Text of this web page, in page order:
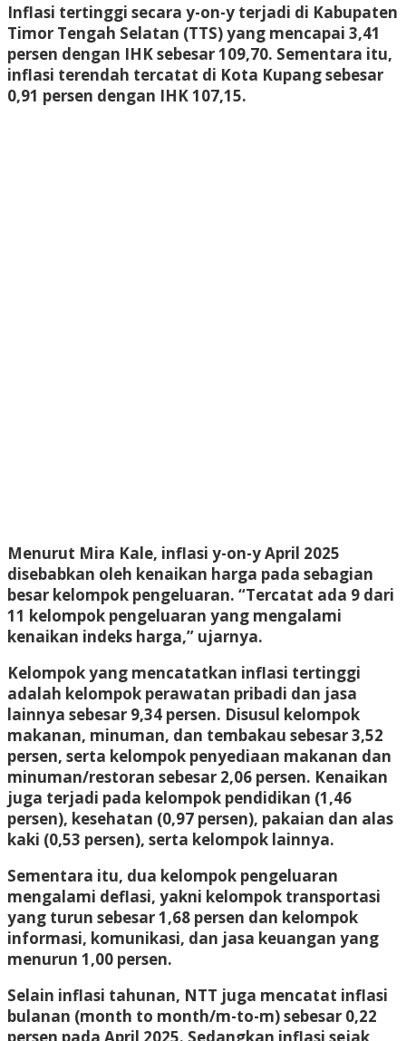
Inflasi tertinggi secara y-on-y terjadi di Kabupaten
Timor Tengah Selatan (TTS) yang mencapai 3,41
persen dengan IHK sebesar 109,70. Sementara itu,
inflasi terendah tercatat di Kota Kupang sebesar
0,91 persen dengan IHK 107,15.
Menurut Mira Kale, inflasi y-on-y April 2025
disebabkan oleh kenaikan harga pada sebagian
besar kelompok pengeluaran. “Tercatat ada 9 dari
11 kelompok pengeluaran yang mengalami
kenaikan indeks harga,” ujarnya.
Kelompok yang mencatatkan inflasi tertinggi
adalah kelompok perawatan pribadi dan jasa
lainnya sebesar 9,34 persen. Disusul kelompok
makanan, minuman, dan tembakau sebesar 3,52
persen, serta kelompok penyediaan makanan dan
minuman/restoran sebesar 2,06 persen. Kenaikan
juga terjadi pada kelompok pendidikan (1,46
persen), kesehatan (0,97 persen), pakaian dan alas
kaki (0,53 persen), serta kelompok lainnya.
Sementara itu, dua kelompok pengeluaran
mengalami deflasi, yakni kelompok transportasi
yang turun sebesar 1,68 persen dan kelompok
informasi, komunikasi, dan jasa keuangan yang
menurun 1,00 persen.
Selain inflasi tahunan, NTT juga mencatat inflasi
bulanan (month to month/m-to-m) sebesar 0,22
persen pada April 2025. Sedangkan inflasi sejak